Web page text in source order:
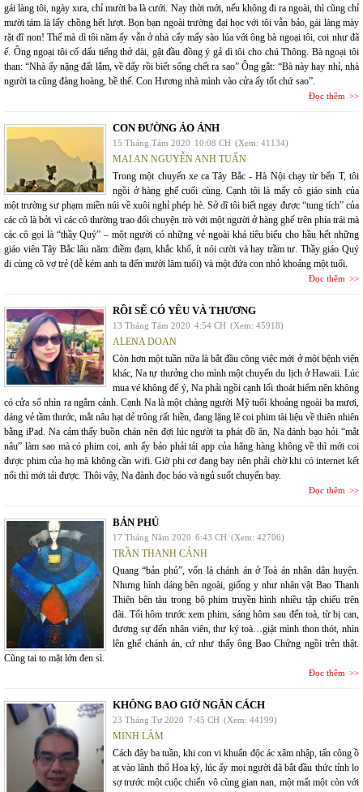
gái làng tôi, ngày xưa, chỉ mười ba là cưới. Nay thời mới, nếu không đi ra ngoài, thì cũng chỉ
mười tám là lấy chồng hết lượt. Bọn bạn ngoài trường đại học với tôi vẫn bảo, gái làng mày
rặt đĩ non! Thế mà dì tôi năm ấy vẫn ở nhà cấy mấy sào lúa với ông bà ngoại tôi, coi như đã
ế. Ông ngoại tôi cố dấu tiếng thở dài, gật đầu đồng ý gả dì tôi cho chú Thông. Bà ngoại tôi
than: “Nhà ấy nặng đất lắm, về đấy rồi biết sống chết ra sao” Ông gắt: “Bà này hay nhỉ, nhà
người ta cũng đàng hoàng, bề thế. Con Hương nhà mình vào cửa ấy tốt chứ sao”.
Đọc thêm
CON ĐƯỜNG ẢO ẢNH
15 Tháng Tám 2020 10:08 CH (Xem: 41134)
MAI AN NGUYỄN ANH TUẤN
Trong một chuyến xe ca Tây Bắc - Hà Nội chạy từ bến T, tôi
ngồi ở hàng ghế cuối cùng. Cạnh tôi là mấy cô giáo sinh của
một trường sư phạm miền núi về xuôi nghỉ phép hè. Sở dĩ tôi biết ngay được “tung tích” của
các cô là bởi vì các cô thường trao đổi chuyện trò với một người ở hàng ghế trên phía trái mà
các cô gọi là “thầy Quý” – một người có những vẻ ngoài khá tiêu biểu cho hầu hết những
giáo viên Tây Bắc lâu năm: điềm đạm, khắc khổ, ít nói cười và hay trầm tư. Thầy giáo Quý
đi cùng cô vợ trẻ (dễ kém anh ta đến mười lăm tuổi) và một đứa con nhỏ khoảng một tuổi.
Đọc thêm
RỒI SẼ CÓ YÊU VÀ THƯƠNG
13 Tháng Tám 2020 4:54 CH (Xem: 45918)
ALENA DOAN
Còn hơn một tuần nữa là bắt đầu công việc mới ở một bệnh viện
khác, Na tự thưởng cho mình một chuyến du lịch ở Hawaii. Lúc
mua vé không để ý, Na phải ngồi cạnh lối thoát hiểm nên không
có cửa sổ nhìn ra ngắm cảnh. Cạnh Na là một chàng người Mỹ tuổi khoảng ngoài ba mươi,
dáng vẻ tầm thước, mắt nâu hạt dẻ trông rất hiền, đang lặng lẽ coi phim tài liệu về thiên nhiên
bằng iPad. Na cảm thấy buồn chán nên đợi lúc người ta phát đồ ăn, Na đánh bạo hỏi “mắt
nâu” làm sao mà có phim coi, anh ấy bảo phải tải app của hãng hàng không về thì mới coi
được phim của họ mà không cần wifi. Giờ phi cơ đang bay nên phải chờ khi có internet kết
nối thì mới tải được. Thôi vậy, Na đành đọc báo và ngủ suốt chuyến bay.
Đọc thêm
BẢN PHỦ
17 Tháng Năm 2020 6:43 CH (Xem: 42706)
TRẦN THANH CẢNH
Quang “bản phủ”, vốn là chánh án ở Toà án nhân dân huyện.
Nhưng hình dáng bên ngoài, giống y như nhân vật Bao Thanh
Thiên bên tàu trong bộ phim truyền hình nhiều tập chiếu trên
đài. Tối hôm trước xem phim, sáng hôm sau đến toà, từ bị can,
đương sự đến nhân viên, thư ký toà…giật mình thon thót, nhìn
lên ghế chánh án, cứ như thấy ông Bao Chửng ngồi trên thật.
Cũng tai to mặt lớn đen sì.
Đọc thêm
KHÔNG BAO GIỜ NGĂN CÁCH
23 Tháng Tư 2020 7:45 CH (Xem: 44199)
MINH LÂM
Cách đây ba tuần, khi con vi khuẩn độc ác xâm nhập, tấn công ồ
ạt vào lãnh thổ Hoa kỳ, lúc ấy mọi người đã bắt đầu thức tỉnh lo
sợ trước một cuộc chiến vô cùng gian nan, một mất một còn với